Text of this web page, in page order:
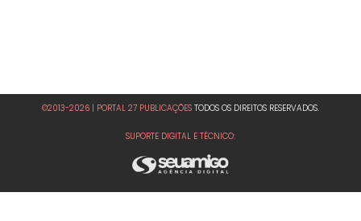
©2013-2026 | PORTAL 27 PUBLICAÇÕES TODOS OS DIREITOS RESERVADOS.
SUPORTE DIGITAL E TÉCNICO: